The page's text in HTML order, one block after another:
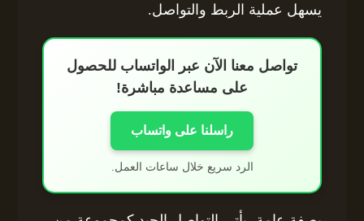
يسهل عملية الربط والتواصل.
تواصل معنا الآن عبر الواتساب للحصول
على مساعدة مباشرة!
راسلنا على واتساب
الرد سريع خلال ساعات العمل.